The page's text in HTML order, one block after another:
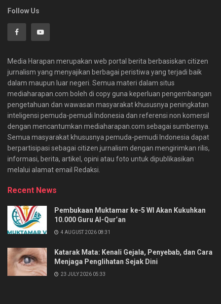
Follow Us
Media Harapan merupakan web portal berita berbasiskan citizen
jurnalism yang menyajikan berbagai peristiwa yang terjadi baik
dalam maupun luar negeri. Semua materi dalam situs
mediaharapan.com boleh di copy guna keperluan pengembangan
pengetahuan dan wawasan masyarakat khususnya peningkatan
inteligensi pemuda-pemudi Indonesia dan referensi non komersil
dengan mencantumkan mediaharapan.com sebagai sumbernya.
Semua masyarakat khususnya pemuda-pemudi Indonesia dapat
berpartisipasi sebagai citizen jurnalism dengan mengirimkan rilis,
informasi, berita, artikel, opini atau foto untuk dipublikasikan
melalui alamat email Redaksi.
Recent News
Pembukaan Muktamar ke-5 WI Akan Kukuhkan
10.000 Guru Al-Qur’an
4 AUGUST 2026 08:31
Katarak Mata: Kenali Gejala, Penyebab, dan Cara
Menjaga Penglihatan Sejak Dini
23 JULY 2026 05:33